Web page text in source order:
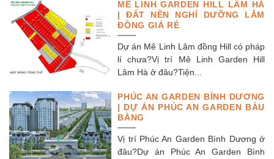
MÊ LINH GARDEN HILL LÂM HÀ
| ĐẤT NỀN NGHỈ DƯỠNG LÂM
ĐỒNG GIÁ RẺ
Dự án Mê Linh Lâm đồng Hill có pháp
lí chưa?Vị trí Mê Linh Garden Hill
Lâm Hà ở đâu?Tiện...
PHÚC AN GARDEN BÌNH DƯƠNG
| DỰ ÁN PHÚC AN GARDEN BÀU
BÀNG
Vị trí Phúc An Garden Bình Dương ở
đâu?Dự án Phúc An Garden Bình